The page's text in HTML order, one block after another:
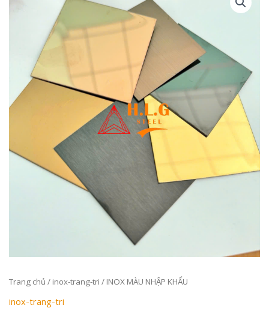
Trang chủ / inox-trang-tri / INOX MÀU NHẬP KHẨU
inox-trang-tri